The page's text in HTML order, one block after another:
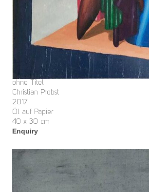
ohne Titel
Christian Probst
2017
Öl auf Papier
40 x 30 cm
Enquiry